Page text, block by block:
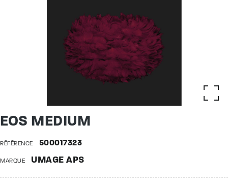
EOS MEDIUM
RÉFÉRENCE 500017323
MARQUE UMAGE APS